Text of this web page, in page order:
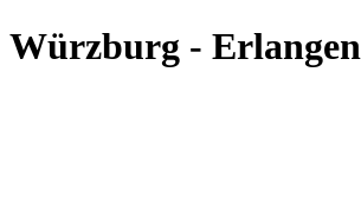
Würzburg - Erlangen